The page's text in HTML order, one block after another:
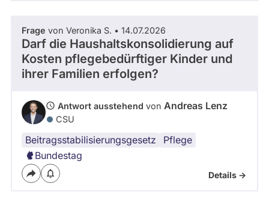
Frage von Veronika S. • 14.07.2026
Darf die Haushaltskonsolidierung auf
Kosten pflegebedürftiger Kinder und
ihrer Familien erfolgen?
Antwort ausstehend von Andreas Lenz
CSU
Beitragsstabilisierungsgesetz
Pflege
Bundestag
Details ->